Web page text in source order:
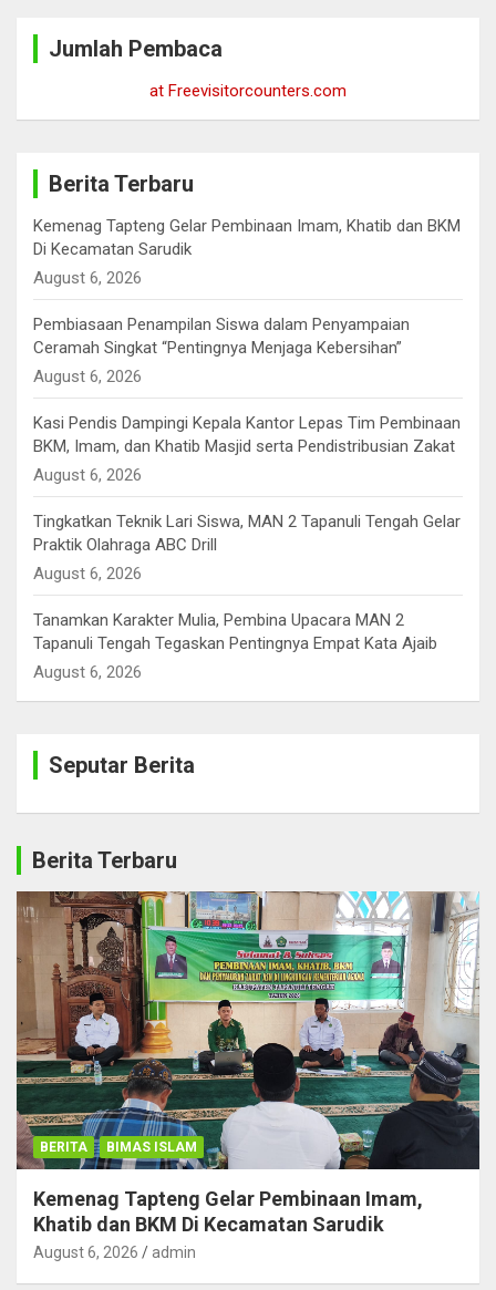
Jumlah Pembaca
at Freevisitorcounters.com
Berita Terbaru
Kemenag Tapteng Gelar ‎Pembinaan Imam, Khatib dan BKM
‎Di Kecamatan Sarudik
August 6, 2026
Pembiasaan Penampilan Siswa dalam Penyampaian
Ceramah Singkat “Pentingnya Menjaga Kebersihan”
August 6, 2026
Kasi Pendis Dampingi Kepala Kantor Lepas Tim Pembinaan
BKM, Imam, dan Khatib Masjid serta Pendistribusian Zakat
August 6, 2026
Tingkatkan Teknik Lari Siswa, MAN 2 Tapanuli Tengah Gelar
Praktik Olahraga ABC Drill
August 6, 2026
Tanamkan Karakter Mulia, Pembina Upacara MAN 2
Tapanuli Tengah Tegaskan Pentingnya Empat Kata Ajaib
August 6, 2026
Seputar Berita
Berita Terbaru
BERITA BIMAS ISLAM
Kemenag Tapteng Gelar ‎Pembinaan Imam,
Khatib dan BKM ‎Di Kecamatan Sarudik
August 6, 2026 admin